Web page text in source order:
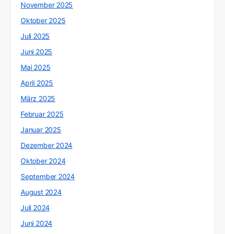
November 2025
Oktober 2025
Juli 2025
Juni 2025
Mai 2025
April 2025
März 2025
Februar 2025
Januar 2025
Dezember 2024
Oktober 2024
September 2024
August 2024
Juli 2024
Juni 2024